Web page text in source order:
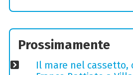
Prossimamente
Il mare nel cassetto,